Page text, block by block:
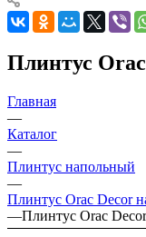
Плинтус
Главная
—
Каталог
—
Плинтус напольный
—
Плинтус Orac Decor
—Плинтус Orac